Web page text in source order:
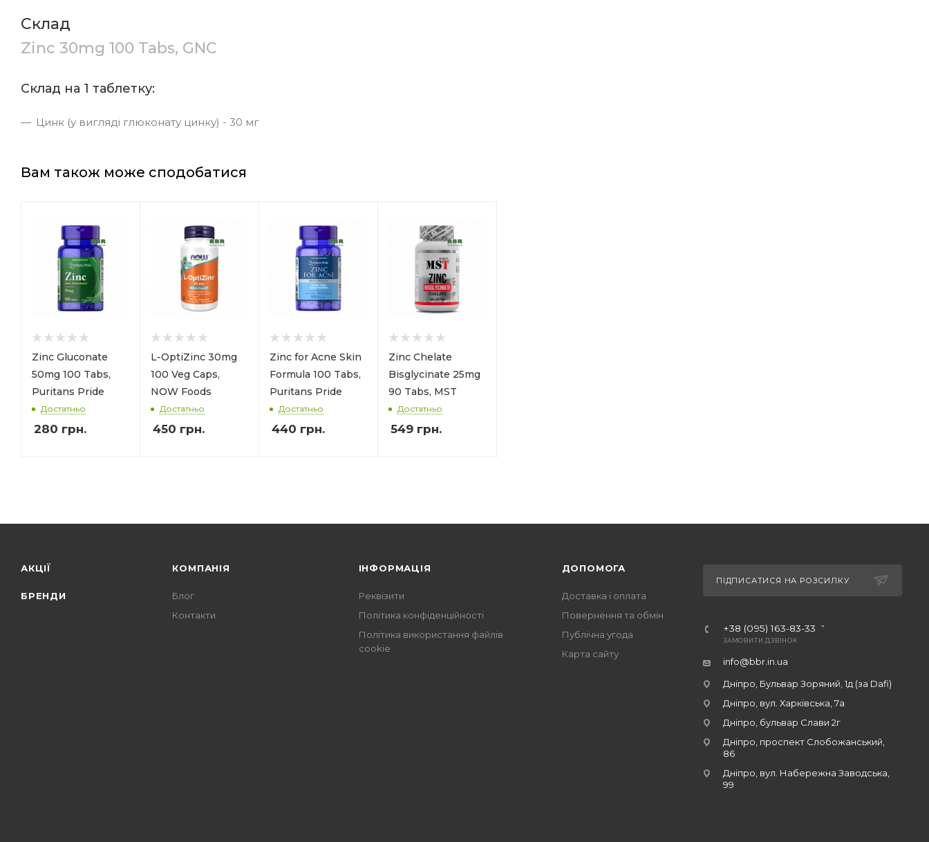
Склад
Zinc 30mg 100 Tabs, GNC
Склад на 1 таблетку:
Цинк (у вигляді глюконату цинку) - 30 мг
Вам також може сподобатися
Zinc Gluconate
50mg 100 Tabs,
Puritans Pride
Достатньо
280 грн.
L-OptiZinc 30mg
100 Veg Caps,
NOW Foods
Достатньо
450 грн.
Zinc for Acne Skin
Formula 100 Tabs,
Puritans Pride
Достатньо
440 грн.
Zinc Chelate
Bisglycinate 25mg
90 Tabs, MST
Достатньо
549 грн.
АКЦІЇ
БРЕНДИ
КОМПАНІЯ
Блог
Контакти
ІНФОРМАЦІЯ
Реквізити
Політика конфіденційності
Політика використання файлів
cookie
ДОПОМОГА
Доставка і оплата
Повернення та обмін
Публічна угода
Карта сайту
ПІДПИСАТИСЯ НА РОЗСИЛКУ
+38 (095) 163-83-33
ЗАМОВИТИ ДЗВІНОК
info@bbr.in.ua
Дніпро, Бульвар Зоряний, 1д (за Dafi)
Дніпро, вул. Харківська, 7а
Дніпро, бульвар Слави 2г
Дніпро, проспект Слобожанський,
86
Дніпро, вул. Набережна Заводська,
99